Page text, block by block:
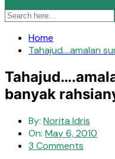
Home
Tahajud….amalan
banyak
By: Norita Idris
On: May 6, 2010
3 Comments